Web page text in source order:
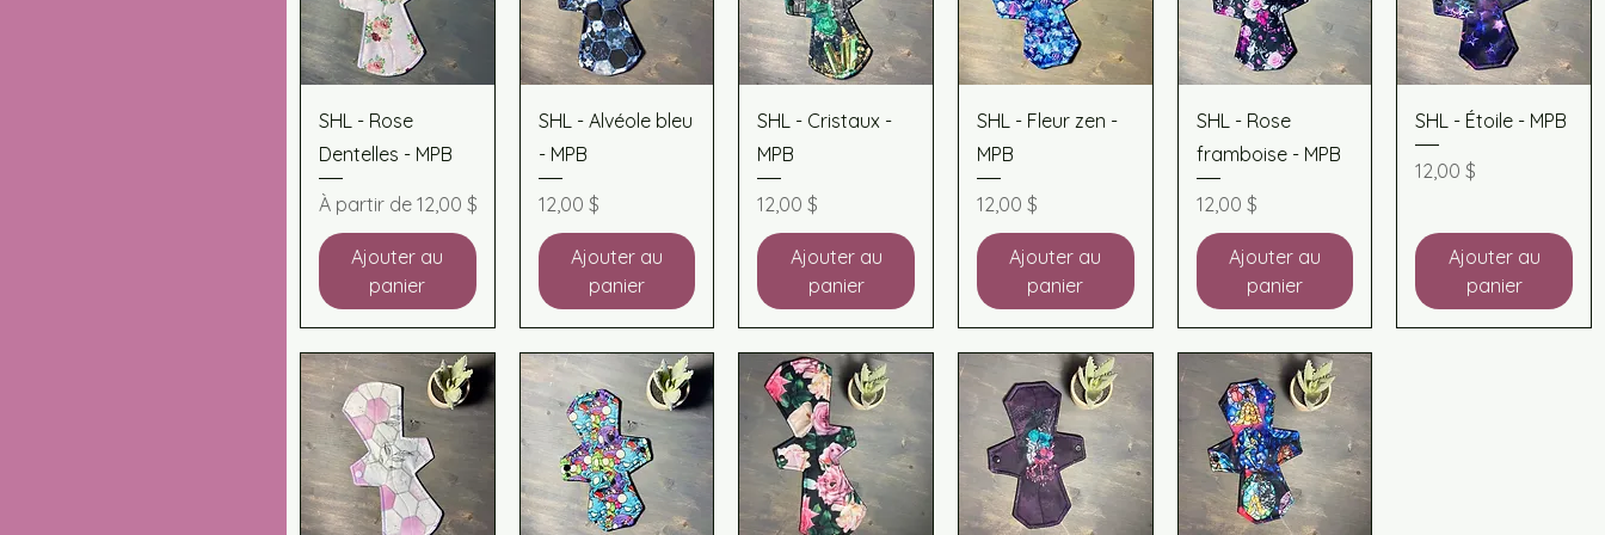
Aperçu rapide
SHL - Rose
Dentelles - MPB
À partir de 12,00 $
Prix promotionnel
Ajouter au
panier
Aperçu rapide
SHL - Alvéole bleu
- MPB
Prix
12,00 $
Ajouter au
panier
Aperçu rapide
SHL - Cristaux -
MPB
Prix
12,00 $
Ajouter au
panier
Aperçu rapide
SHL - Fleur zen -
MPB
Prix
12,00 $
Ajouter au
panier
Aperçu rapide
SHL - Rose
framboise - MPB
Prix
12,00 $
Ajouter au
panier
Aperçu rapide
SHL - Étoile - MPB
Prix
12,00 $
Ajouter au
panier